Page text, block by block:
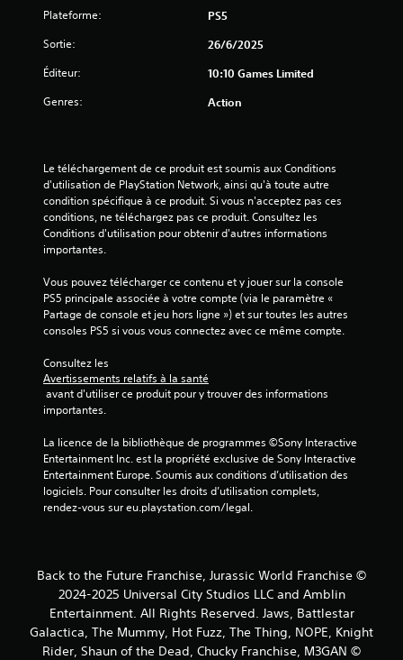
u
t
i
t
r
é
s
Plateforme: PS5
Sortie: 26/6/2025
Éditeur: 10:10 Games Limited
Genres: Action
Le téléchargement de ce produit est soumis aux Conditions
d'utilisation de PlayStation Network, ainsi qu'à toute autre
condition spécifique à ce produit. Si vous n'acceptez pas ces
conditions, ne téléchargez pas ce produit. Consultez les
Conditions d'utilisation pour obtenir d'autres informations
importantes.
Vous pouvez télécharger ce contenu et y jouer sur la console
PS5 principale associée à votre compte (via le paramètre «
Partage de console et jeu hors ligne ») et sur toutes les autres
consoles PS5 si vous vous connectez avec ce même compte.
Consultez les
Avertissements relatifs à la santé
importantes.
La licence de la bibliothèque de programmes ©Sony Interactive
Entertainment Inc. est la propriété exclusive de Sony Interactive
Entertainment Europe. Soumis aux conditions d’utilisation des
logiciels. Pour consulter les droits d’utilisation complets,
rendez-vous sur eu.playstation.com/legal.
Back to the Future Franchise, Jurassic World Franchise ©
2024-2025 Universal City Studios LLC and Amblin
Entertainment. All Rights Reserved. Jaws, Battlestar
Galactica, The Mummy, Hot Fuzz, The Thing, NOPE, Knight
Rider, Shaun of the Dead, Chucky Franchise, M3GAN ©